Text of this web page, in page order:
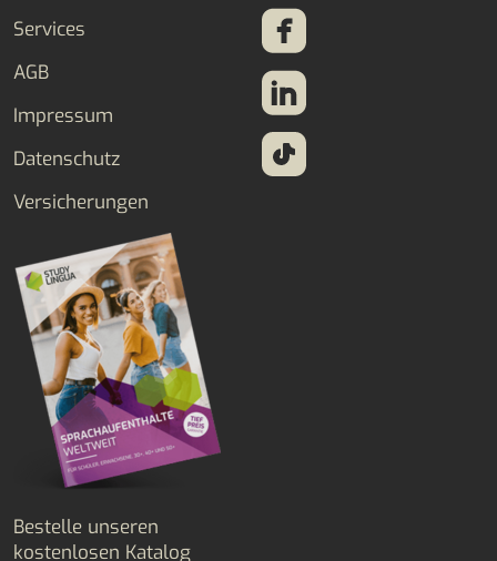
Services
AGB
Impressum
Datenschutz
Versicherungen
Bestelle unseren
kostenlosen Katalog